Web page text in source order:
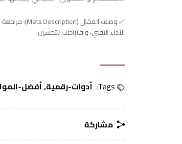
الأداء التقني، واقتراحات للتحسين.
Tags: أدوات-رقمية أفضل-
مشاركة